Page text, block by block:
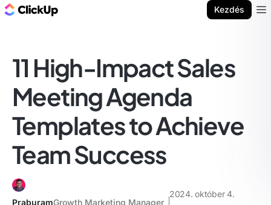
Kezdés
11 High-Impact Sales
Meeting Agenda
Templates to Achieve
Team Success
PraburamGrowth Marketing Manager
2024. október 4.